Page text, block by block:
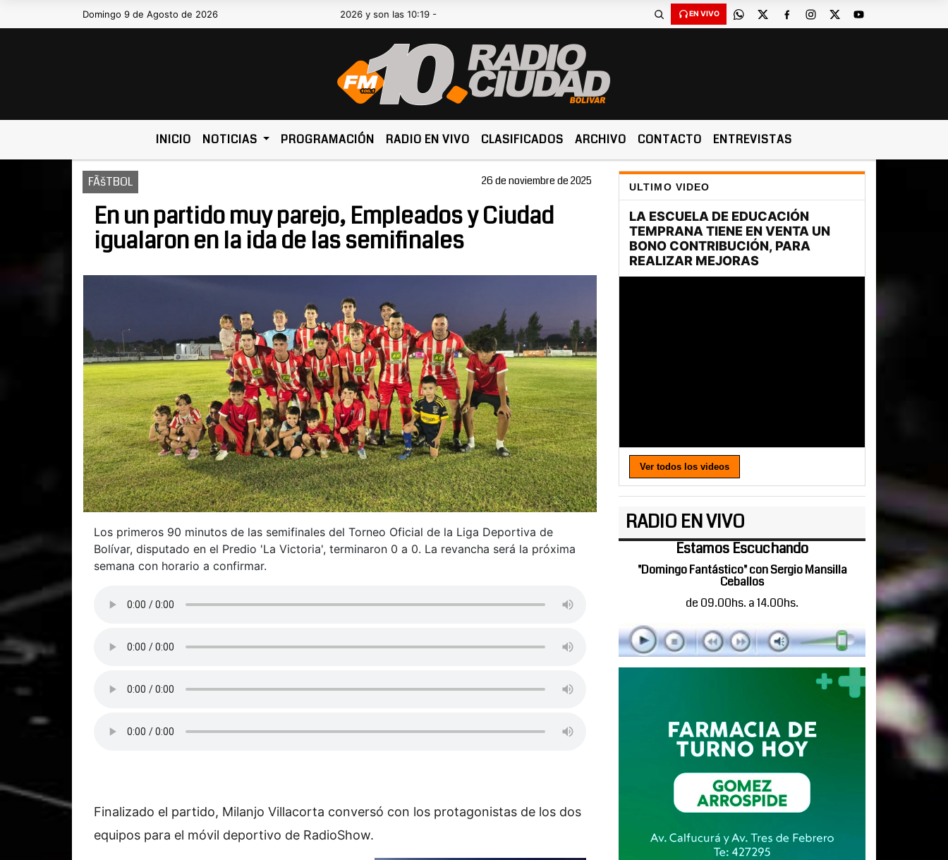
Domingo 9 de Agosto de 2026Hoy es Domingo 9 de Agosto de 2026 y son las 10:19 - EN VIVO
INICIO NOTICIAS PROGRAMACIÓN RADIO EN VIVO CLASIFICADOS ARCHIVO CONTACTO ENTREVISTAS
FÃšTBOL 26 de noviembre de 2025
En un partido muy parejo, Empleados y Ciudad
igualaron en la ida de las semifinales
Los primeros 90 minutos de las semifinales del Torneo Oficial de la Liga Deportiva de
Bolívar, disputado en el Predio 'La Victoria', terminaron 0 a 0. La revancha será la próxima
semana con horario a confirmar.
Finalizado el partido, Milanjo Villacorta conversó con los protagonistas de los dos
equipos para el móvil deportivo de RadioShow.
ULTIMO VIDEO
Ver todos los videos
RADIO EN VIVO
Estamos Escuchando
"Domingo Fantástico" con Sergio Mansilla
Ceballos
de 09.00hs. a 14.00hs.